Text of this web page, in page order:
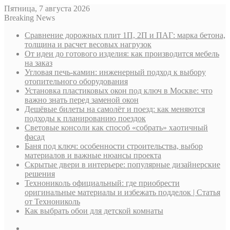
Пятница, 7 августа 2026
Breaking News
Сравнение дорожных плит 1П, 2П и ПАГ: марка бетона,
толщина и расчет весовых нагрузок
От идеи до готового изделия: как производится мебель
на заказ
Угловая печь-камин: инженерный подход к выбору
отопительного оборудования
Установка пластиковых окон под ключ в Москве: что
важно знать перед заменой окон
Дешёвые билеты на самолёт и поезд: как меняются
подходы к планированию поездок
Световые консоли как способ «собрать» хаотичный
фасад
Баня под ключ: особенности строительства, выбор
материалов и важные нюансы проекта
Скрытые двери в интерьере: популярные дизайнерские
решения
Технониколь официальный: где приобрести
оригинальные материалы и избежать подделок | Статья
от Технониколь
Как выбрать обои для детской комнаты